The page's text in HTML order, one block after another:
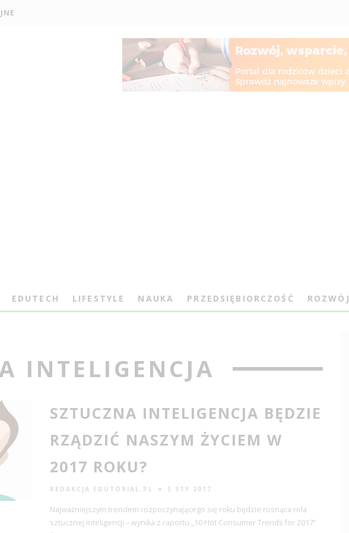
EDUTECH LIFESTYLE NAUKA PRZEDSIĘBIORCZOŚĆ ROZWÓJ
INTELIGENCJA
SZTUCZNA INTELIGENCJA BĘDZIE
RZĄDZIĆ NASZYM ŻYCIEM W
2017 ROKU?
REDAKCJA EDUTORIAL.PL 5 STY 2017
Najważniejszym trendem rozpoczynającego się roku będzie rosnąca rola
sztucznej inteligencji – wynika z raportu „10 Hot Consumer Trends for 2017”